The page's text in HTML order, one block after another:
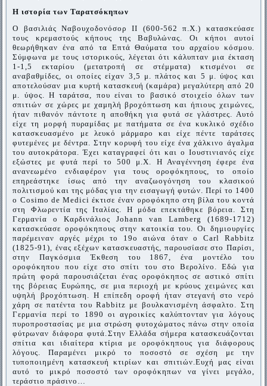
Η ιστορία των Ταρατσόκηπων
Ο βασιλιάς Ναβουχοδονόσορ ΙΙ (600-562 π.Χ.) κατασκεύασε
τους κρεμαστούς κήπους της Βαβυλώνας. Οι κήποι αυτοί
θεωρήθηκαν ένα από τα Επτά Θαύματα του αρχαίου κόσμου.
Σύμφωνα με τους ιστορικούς, λέγεται ότι κάλυπταν μια έκταση
1-1,5 εκταρίου (μετατροπή σε στέμματα) κτισμένοι σε
αναβαθμίδες, οι οποίες είχαν 3,5 μ. πλάτος και 5 μ. ύψος και
αποτελούσαν μια κυρτή κατασκευή (καμάρα) μεγαλύτερη από 20
μ. ύψος. Η ταράτσα, που είναι το βασικό στοιχείο όλων των
σπιτιών σε χώρες με χαμηλή βροχόπτωση και ήπιους χειμώνες,
ήταν πιθανόν πάντοτε η αποθήκη για φυτά σε γλάστρες. Αυτό
είχε τη μορφή πυραμίδας με πατήματα σε ένα κυκλικό σχέδιο
κατασκευασμένο με λευκό μάρμαρο και είχε πέντε ταράτσες
φυτεμένες με δέντρα. Στην κορυφή του είχε ένα χάλκινο άγαλμα
του αυτοκράτορα. Έχει καταγραφεί ότι και ο Ιουστινιανός είχε
εξώστες με φυτά περί το 500 μ.Χ. Η Αναγέννηση έφερε ένα
ανανεωμένο ενδιαφέρον για τους οροφόκηπους, το οποίο
επηρεάστηκε ίσως από την αναζωογόνηση του κλασικού
πολιτισμού και της μόδας για την εισαγωγή φυτών. Περί το 1400
ο Cosimo de Medici έκτισε έναν οροφόκηπο στη βίλα του κοντά
στη Φλωρεντία της Ιταλίας. Η μόδα επεκτάθηκε βόρεια. Στη
Γερμανία ο Καρδινάλιος Johann van Lamberg (1689-1712)
κατασκεύασε οροφόκηπους στην κατοικία του. Οι δημιουργίες
παρέμειναν αργές μέχρι το 19ο αιώνα όταν ο Carl Rabbitz
(1825-91), ένας εξέχων κατασκευαστής, παρουσίασε στο Παρίσι,
στην Παγκόσμια Έκθεση του 1867, ένα μοντέλο του
οροφόκηπου που είχε στο σπίτι του στο Βερολίνο. Εδώ για
πρώτη φορά παρουσιάζεται ένας οροφόκηπος σε αστικό σπίτι
της βόρειας Ευρώπης, σε μια περιοχή με κρύους χειμώνες και
υψηλή βροχόπτωση. Η επίπεδη οροφή ήταν στεγανή στο νερό
χάρη σε πατέντα του Rabbitz με βουλκανισμένη άσφαλτο. Στη
Γερμανία περί το 1890 οι αγροικίες καλύπτονταν για λόγους
πυροπροστασίας με μια στρώση φυτοχώματος πάνω στην οποία
φύτρωναν διάφορα φυτά. Στην Ελλάδα σήμερα κατασκευάζονται
σπίτια και ιδιαίτερα κτίρια με οροφόκηπους για διάφορους
λόγους. Παραμένει μικρό το ποσοστό σε σχέση με την
τυποποιημένη κατασκευή κτιρίων και σπιτιών. Ευχή μας είναι
αυτό το μικρό ποσοστό των οροφόκηπων να γίνει μεγάλο,
τεράστιο πράσινο…